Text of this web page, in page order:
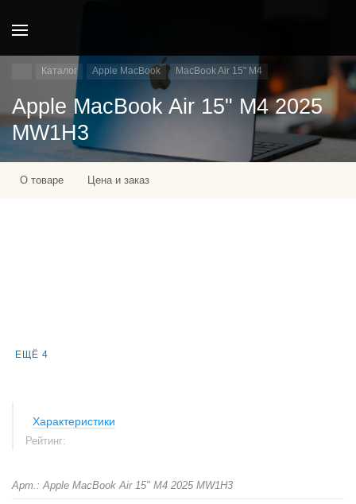
Каталог Apple MacBook MacBook Air 15" M4
Apple MacBook Air 15" M4 2025
MW1H3
О товаре Цена и заказ
ЕЩЁ 4
Характеристики
Рейтинг:
Арт.: Apple MacBook Air 15" M4 2025 MW1H3